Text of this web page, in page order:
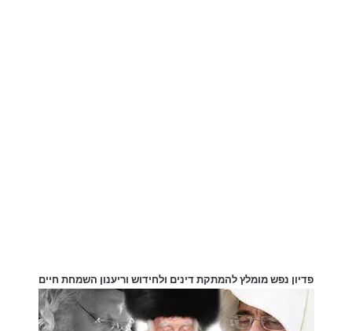
פדיון נפש מומלץ להמתקת דינים ולחידוש וריענון השמחת חיים